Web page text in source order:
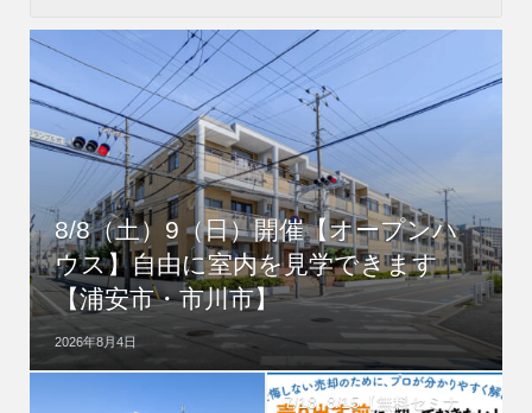
8/8（土）9（日）開催【オープンハ
ウス】自由に室内を見学できます
【浦安市・市川市】
2026年8月4日
7/18, 8/15【無料セミナ